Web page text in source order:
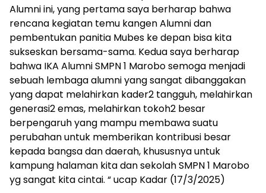
Alumni ini, yang pertama saya berharap bahwa
rencana kegiatan temu kangen Alumni dan
pembentukan panitia Mubes ke depan bisa kita
sukseskan bersama-sama. Kedua saya berharap
bahwa IKA Alumni SMPN 1 Marobo semoga menjadi
sebuah lembaga alumni yang sangat dibanggakan
yang dapat melahirkan kader2 tangguh, melahirkan
generasi2 emas, melahirkan tokoh2 besar
berpengaruh yang mampu membawa suatu
perubahan untuk memberikan kontribusi besar
kepada bangsa dan daerah, khususnya untuk
kampung halaman kita dan sekolah SMPN 1 Marobo
yg sangat kita cintai. “ ucap Kadar (17/3/2025)